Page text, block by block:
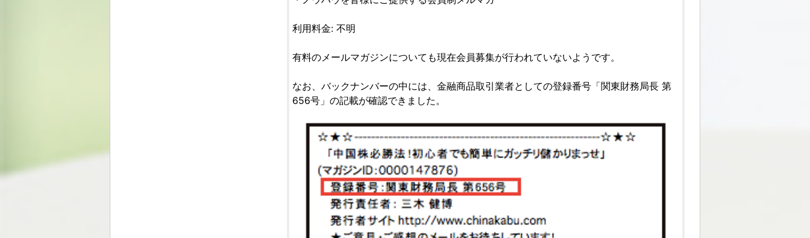
利用料金: 不明
有料のメールマガジンについても現在会員募集が行われていないようです。
なお、バックナンバーの中には、金融商品取引業者としての登録番号「関東財務局長 第
656号」の記載が確認できました。